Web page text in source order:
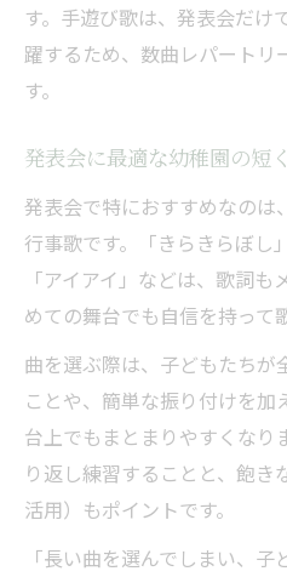
す。手遊び歌は、発表会だけ
躍するため、数曲レパートリ
す。
発表会に最適な幼稚園の短
発表会で特におすすめなのは
行事歌です。「きらきらぼし
「アイアイ」などは、歌詞
めての舞台でも自信を持って
曲を選ぶ際は、子どもたちが
ことや、簡単な振り付けを加
台上でもまとまりやすくなり
り返し練習することと、飽き
活用）もポイントです。
「長い曲を選んでしまい、